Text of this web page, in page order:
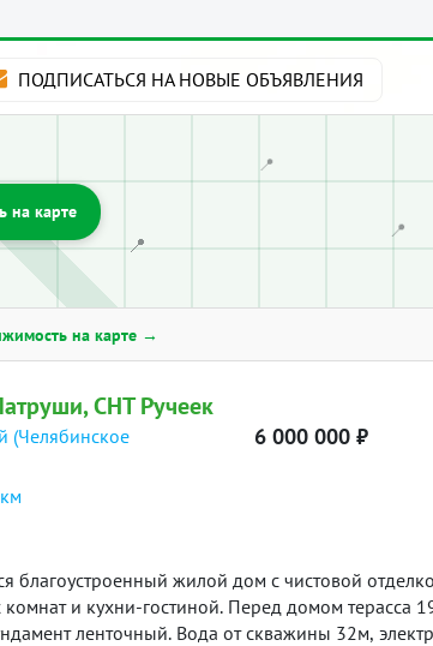
ПОДПИСАТЬСЯ НА НОВЫЕ ОБЪЯВЛЕНИЯ
📍
📍
📍
на карте
на карте →
СНТ Ручеек
(Челябинское
6 000 000 ₽
благоустроенный жилой дом с чистовой
комнат и кухни-гостиной. Перед домом терасса
от скважины 32м, электроэнергия